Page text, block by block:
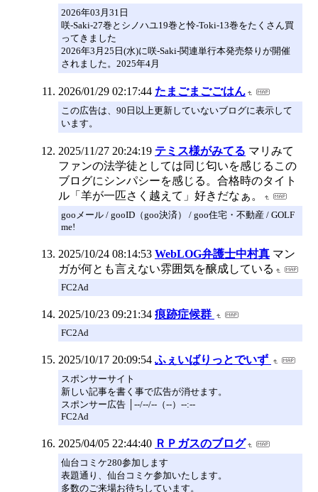
2026年03月31日
咲-Saki-27巻とシノハユ19巻と怜-Toki-13巻をたくさん買
ってきました
2026年3月25日(水)に咲-Saki-関連単行本発売祭りが開催
されました。2025年4月
2026/01/29 02:17:44 たまごまごごはん
この広告は、90日以上更新していないブログに表示して
います。
2025/11/27 20:24:19 テミス様がみてる マリみて
ファンの法学徒としては同じ匂いを感じるこの
ブログにシンパシーを感じる。合格時のタイト
ル「羊が一匹さく越えて」好きだなぁ。
gooメール / gooID（goo決済） / goo住宅・不動産 / GOLF
me!
2025/10/24 08:14:53 WebLOG弁護士中村真 マン
ガが何とも言えない雰囲気を醸成している
FC2Ad
2025/10/23 09:21:34 痕跡症候群
FC2Ad
2025/10/17 20:09:54 ふぇいばりっとでいず
スポンサーサイト
新しい記事を書く事で広告が消せます。
スポンサー広告 │--/--/--（--）--:--
FC2Ad
2025/04/05 22:44:40 ＲＰガスのブログ
仙台コミケ280参加します
表題通り、仙台コミケ参加いたします。
多数のご来場お待ちしています。